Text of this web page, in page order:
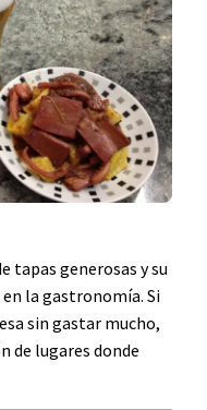
tapas generosas y su
la gastronomía. Si
sin gastar mucho,
de lugares donde